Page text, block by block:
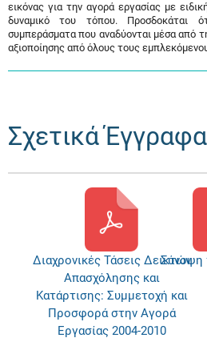
εικόνας για την αγορά εργασίας με
δυναμικό του τόπου. Προσδοκάται
συμπεράσματα που αναδύονται μέσα από
αξιοποίησης από όλους τους
Σχετικά Έγγραφα
Διαχρονικές Τάσεις Δεικτών
Απασχόλησης και
Κατάρτισης: Συμμετοχή και
Προσφορά στην Αγορά
Εργασίας 2004-2010
Σύνοψη